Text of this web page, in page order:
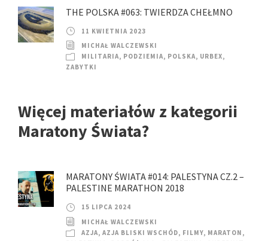
THE POLSKA #063: TWIERDZA CHEŁMNO
11 KWIETNIA 2023
MICHAŁ WALCZEWSKI
MILITARIA, PODZIEMIA, POLSKA, URBEX,
ZABYTKI
Więcej materiałów z kategorii
Maratony Świata?
MARATONY ŚWIATA #014: PALESTYNA CZ.2 –
PALESTINE MARATHON 2018
15 LIPCA 2024
MICHAŁ WALCZEWSKI
AZJA, AZJA BLISKI WSCHÓD, FILMY, MARATON ,